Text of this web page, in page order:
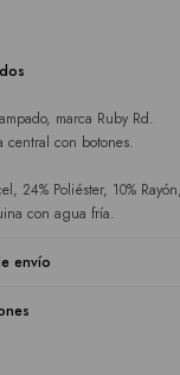
marca Ruby Rd.
central con botones.
24% Poliéster, 10%
con agua fría.
envío